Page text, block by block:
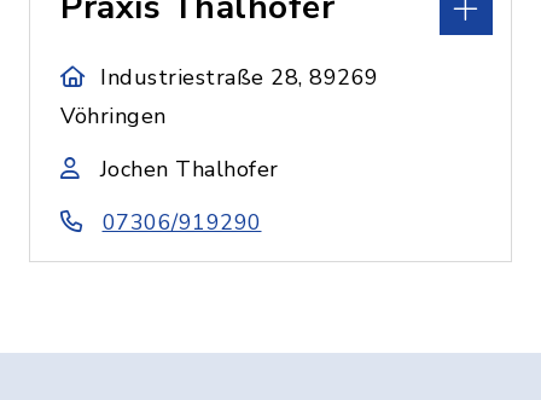
Industriestraße 28, 89269
Vöhringen
Jochen Thalhofer
07306/919290